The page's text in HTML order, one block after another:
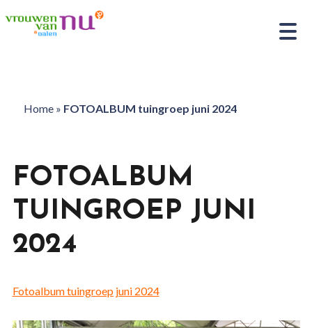
Home» FOTOALBUM tuingroep juni 2024
FOTOALBUM
TUINGROEP JUNI
2024
Fotoalbum tuingroep juni 2024